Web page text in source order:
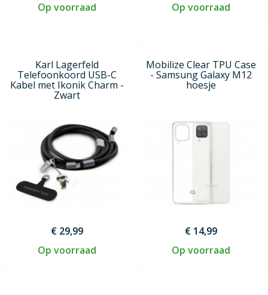
Op voorraad
Op voorraad
Karl Lagerfeld
Telefoonkoord USB-C
Kabel met Ikonik Charm -
Zwart
€ 29,99
Op voorraad
Mobilize Clear TPU Case
- Samsung Galaxy M12
hoesje
€ 14,99
Op voorraad